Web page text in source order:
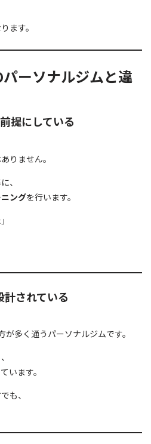
ます。
パーソナルジムと違
提にしている
りません。
、
ングを行います。
されている
多く通うパーソナルジムです。
います。
も、